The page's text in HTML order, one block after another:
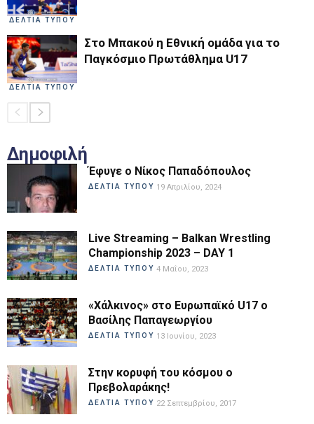
ΔΕΛΤΙΑ ΤΥΠΟΥ
ΔΕΛΤΙΑ ΤΥΠΟΥ
Στο Μπακού η Εθνική ομάδα για το
Παγκόσμιο Πρωτάθλημα U17
Δημοφιλή
Έφυγε ο Νίκος Παπαδόπουλος
ΔΕΛΤΙΑ ΤΥΠΟΥ 19 Απριλίου, 2024
Live Streaming – Balkan Wrestling
Championship 2023 – DAY 1
ΔΕΛΤΙΑ ΤΥΠΟΥ 4 Μαΐου, 2023
«Χάλκινος» στο Ευρωπαϊκό U17 ο
Βασίλης Παπαγεωργίου
ΔΕΛΤΙΑ ΤΥΠΟΥ 13 Ιουνίου, 2023
Στην κορυφή του κόσμου ο
Πρεβολαράκης!
ΔΕΛΤΙΑ ΤΥΠΟΥ 22 Σεπτεμβρίου, 2017